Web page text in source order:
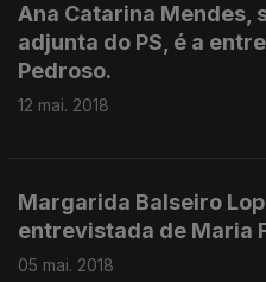
Ana Catarina Mendes,
adjunta do PS, é a
Pedroso.
12 mai. 2018
Margarida Balseiro
entrevistada de Maria
05 mai. 2018